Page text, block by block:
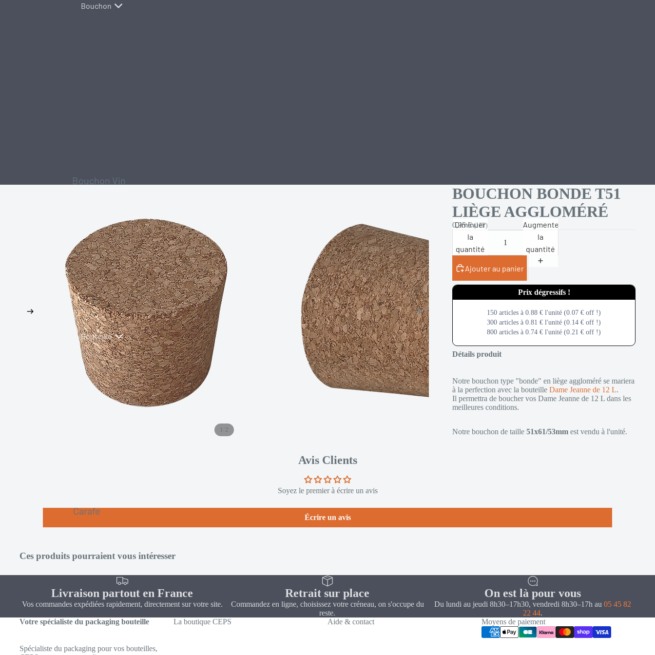
Bouchon
Bouchon Vin
Plastique
Tête Verre
Bouteille
Carafe
Dame
Fantaisie
Mignonnette
Standard
Tonneau-Fut
1 2
BOUCHON BONDE T51
LIÈGE AGGLOMÉRÉ
0,95 €(HT)
Diminuer
la
quantité
Augmenter
la
quantité
Ajouter au panier
Get more, Pay less
150 articles à 0.88 € l'unité (0.07 € off !)
300 articles à 0.81 € l'unité (0.14 € off !)
800 articles à 0.74 € l'unité (0.21 € off !)
Détails produit
Notre bouchon type "bonde" en liège aggloméré se mariera
à la perfection avec la bouteille Dame Jeanne de 12 L.
Il permettra de boucher vos Dame Jeanne de 12 L dans les
meilleures conditions.
Notre bouchon de taille 51x61/53mm est vendu à l'unité.
Avis Clients
Soyez le premier à écrire un avis
Écrire un avis
Ces produits pourraient vous intéresser
Livraison partout en France
Vos commandes expédiées rapidement, directement sur votre site.
Retrait sur place
Commandez en ligne, choisissez votre créneau, on s'occupe du
reste.
On est là pour vous
Du lundi au jeudi 8h30–17h30, vendredi 8h30–17h au05 45 82
22 44.
Votre spécialiste du packaging bouteille
Spécialiste du packaging pour vos bouteilles,
La boutique CEPS Aide & contact Moyens de paiement